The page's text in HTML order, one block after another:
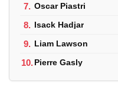
7. Oscar Piastri
8. Isack Hadjar
9. Liam Lawson
10.Pierre Gasly